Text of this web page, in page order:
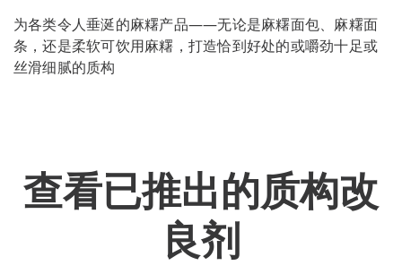
为各类令人垂涎的麻糬产品——无论是麻糬面包、麻糬面
条，还是柔软可饮用麻糬，打造恰到好处的或嚼劲十足或
丝滑细腻的质构
查看已推出的质构改
良剂